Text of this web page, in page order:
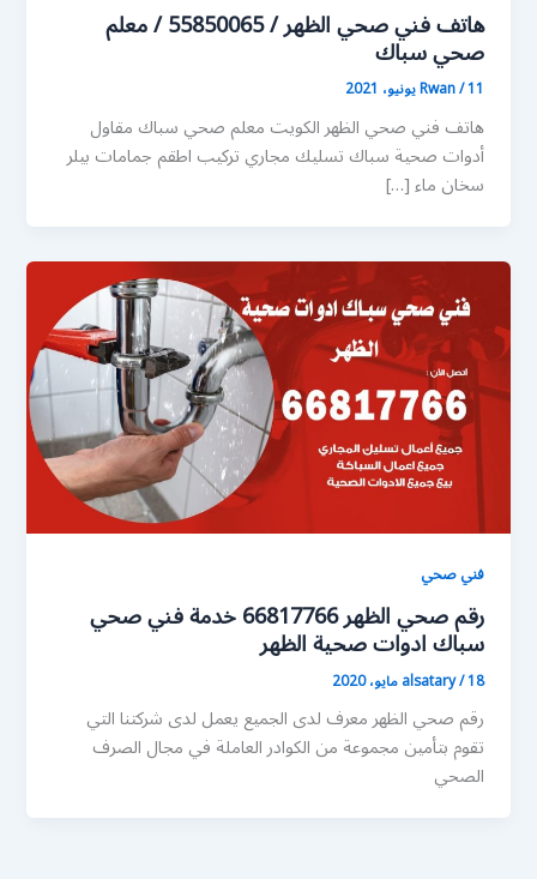
هاتف فني صحي الظهر / 55850065 / معلم
صحي سباك
Rwan/11 يونيو، 2021
هاتف فني صحي الظهر الكويت معلم صحي سباك مقاول
أدوات صحية سباك تسليك مجاري تركيب اطقم جمامات بيلر
سخان ماء […]
فني صحي
رقم صحي الظهر 66817766 خدمة فني صحي
سباك ادوات صحية الظهر
alsatary/18 مايو، 2020
رقم صحي الظهر معرف لدى الجميع يعمل لدى شركتنا التي
تقوم بتأمين مجموعة من الكوادر العاملة في مجال الصرف
الصحي